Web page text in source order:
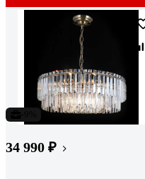
34 990 ₽